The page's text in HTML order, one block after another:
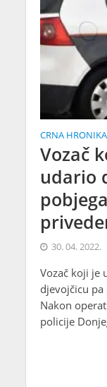
CRNA HRONIKA
Vozač
udario
30. 04. 2022.
Vozač koji je
djevojčicu
Nakon
policije